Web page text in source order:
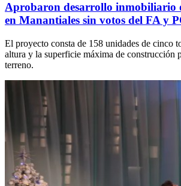
Aprobaron desarrollo inmobiliario
en Manantiales sin votos del FA y
El proyecto consta de 158 unidades de cinco
altura y la superficie máxima de construcción
terreno.